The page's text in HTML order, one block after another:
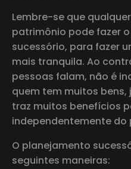
Lembre-se que
patrimônio pode fazer
sucessório, para fazer
mais tranquila. Ao
pessoas falam, não é
quem tem muitos
traz muitos benefícios
independentemente
O planejamento
seguintes maneiras: